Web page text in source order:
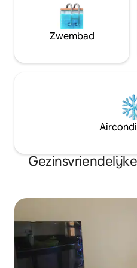
Zwembad